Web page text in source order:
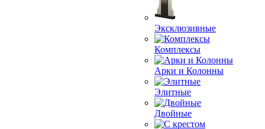
Эксклюзивные
Комплексы
Арки и Колонны
Элитные
Двойные